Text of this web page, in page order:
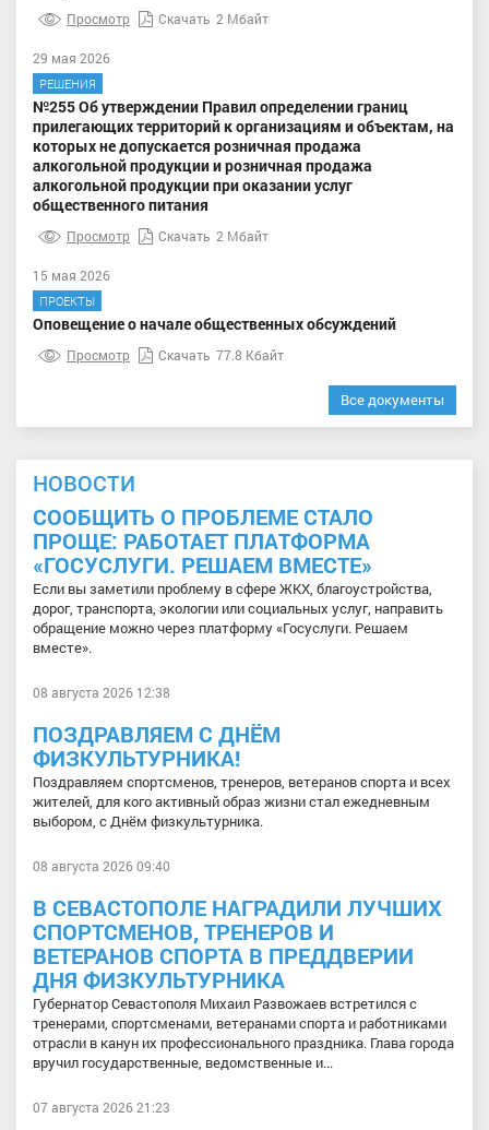
Просмотр Скачать 2 Мбайт
29 мая 2026
РЕШЕНИЯ
№255 Об утверждении Правил определении границ
прилегающих территорий к организациям и объектам, на
которых не допускается розничная продажа
алкогольной продукции и розничная продажа
алкогольной продукции при оказании услуг
общественного питания
Просмотр Скачать 2 Мбайт
15 мая 2026
ПРОЕКТЫ
Оповещение о начале общественных обсуждений
Просмотр Скачать 77.8 Кбайт
Все документы
НОВОСТИ
СООБЩИТЬ О ПРОБЛЕМЕ СТАЛО
ПРОЩЕ: РАБОТАЕТ ПЛАТФОРМА
«ГОСУСЛУГИ. РЕШАЕМ ВМЕСТЕ»
Если вы заметили проблему в сфере ЖКХ, благоустройства,
дорог, транспорта, экологии или социальных услуг, направить
обращение можно через платформу «Госуслуги. Решаем
вместе».
08 августа 2026 12:38
ПОЗДРАВЛЯЕМ С ДНЁМ
ФИЗКУЛЬТУРНИКА!
Поздравляем спортсменов, тренеров, ветеранов спорта и всех
жителей, для кого активный образ жизни стал ежедневным
выбором, с Днём физкультурника.
08 августа 2026 09:40
В СЕВАСТОПОЛЕ НАГРАДИЛИ ЛУЧШИХ
СПОРТСМЕНОВ, ТРЕНЕРОВ И
ВЕТЕРАНОВ СПОРТА В ПРЕДДВЕРИИ
ДНЯ ФИЗКУЛЬТУРНИКА
Губернатор Севастополя Михаил Развожаев встретился с
тренерами, спортсменами, ветеранами спорта и работниками
отрасли в канун их профессионального праздника. Глава города
вручил государственные, ведомственные и...
07 августа 2026 21:23